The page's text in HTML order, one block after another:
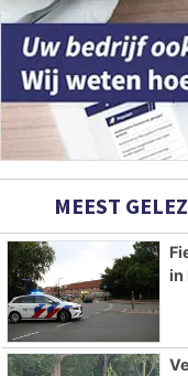
MEEST
in